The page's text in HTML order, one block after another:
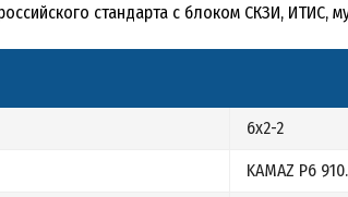
стандарта с блоком СКЗИ, ИТИС,
6x2-2
KAMAZ Р6